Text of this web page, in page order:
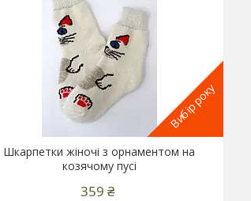
Вибір року
Шкарпетки жіночі з орнаментом на
козячому пусі
359 ₴